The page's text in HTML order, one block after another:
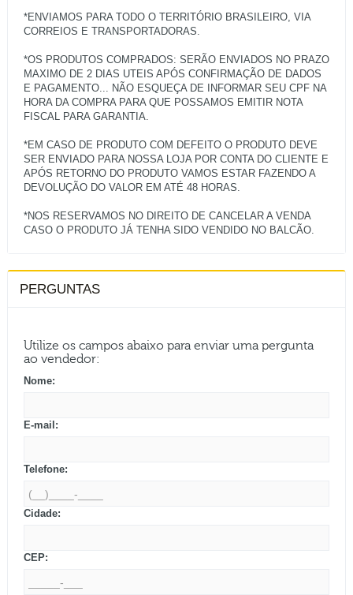
*ENVIAMOS PARA TODO O TERRITÓRIO BRASILEIRO, VIA
CORREIOS E TRANSPORTADORAS.
*OS PRODUTOS COMPRADOS: SERÃO ENVIADOS NO PRAZO
MAXIMO DE 2 DIAS UTEIS APÓS CONFIRMAÇÃO DE DADOS
E PAGAMENTO... NÃO ESQUEÇA DE INFORMAR SEU CPF NA
HORA DA COMPRA PARA QUE POSSAMOS EMITIR NOTA
FISCAL PARA GARANTIA.
*EM CASO DE PRODUTO COM DEFEITO O PRODUTO DEVE
SER ENVIADO PARA NOSSA LOJA POR CONTA DO CLIENTE E
APÓS RETORNO DO PRODUTO VAMOS ESTAR FAZENDO A
DEVOLUÇÃO DO VALOR EM ATÉ 48 HORAS.
*NOS RESERVAMOS NO DIREITO DE CANCELAR A VENDA
PERGUNTAS
Utilize os campos abaixo para enviar uma pergunta
ao vendedor:
Nome:
E-mail:
Telefone:
Cidade:
CEP: